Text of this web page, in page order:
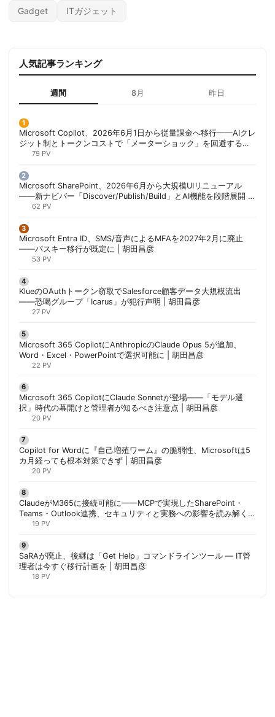
Gadget ITガジェット
人気記事ランキング
週間 8月 昨日
Microsoft Copilot、2026年6月1日から従量課金へ移行——AIクレ
ジット制とトークンコストで「メーターショック」を回避する方
法 | 胡田昌彦
79 PV
Microsoft SharePoint、2026年6月から大規模UIリニューアル
——新ナビバー「Discover/Publish/Build」とAI機能を段階展開 |
胡田昌彦
62 PV
Microsoft Entra ID、SMS/音声によるMFAを2027年2月に廃止
——パスキー移行が既定に | 胡田昌彦
53 PV
KlueのOAuthトークン窃取でSalesforce顧客データ大規模流出
——恐喝グループ「Icarus」が犯行声明 | 胡田昌彦
27 PV
Microsoft 365 CopilotにAnthropicのClaude Opus 5が追加、
Word・Excel・PowerPointで選択可能に | 胡田昌彦
22 PV
Microsoft 365 CopilotにClaude Sonnetが登場——「モデル選
択」時代の幕開けと管理者が知るべき注意点 | 胡田昌彦
20 PV
Copilot for Wordに『自己増殖ワーム』の脆弱性、Microsoftは5
カ月経っても根本対策できず | 胡田昌彦
20 PV
ClaudeがM365に接続可能に——MCPで実現したSharePoint・
Teams・Outlook連携、セキュリティと実務への影響を読み解く |
胡田昌彦
19 PV
SaRAが廃止、後継は「Get Help」コマンドラインツール — IT管
理者は今すぐ移行計画を | 胡田昌彦
18 PV